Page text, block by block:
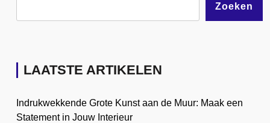
Zoeken
LAATSTE ARTIKELEN
Indrukwekkende Grote Kunst aan de Muur: Maak een
Statement in Jouw Interieur